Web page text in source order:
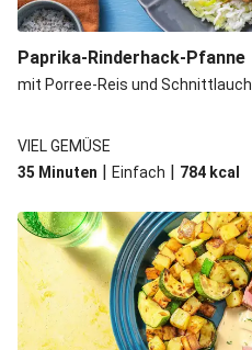
Paprika-Rinderhack-Pfanne
mit Porree-Reis und Schnittlauch
VIEL GEMÜSE
35 Minuten | Einfach | 784 kcal